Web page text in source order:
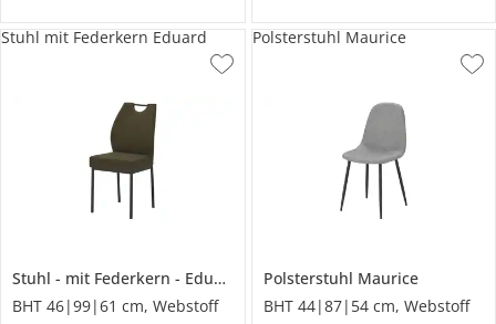
Stuhl mit Federkern
Eduard
BHT 46|99|61 cm, Webstoff
Stuhl mit Federkern Eduard
Polsterstuhl Maurice
BHT 44|87|54 cm, Webstoff
Polsterstuhl Maurice